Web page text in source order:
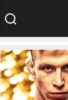
NaszeMMA.pl»
Oktagon 30!